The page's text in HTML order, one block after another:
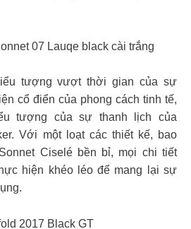
07 Lauqe black cài trắng
tượng vượt thời gian của sự
cổ điển của phong cách tinh tế,
tượng của sự thanh lịch của
Với một loạt các thiết kế, bao
Ciselé bền bỉ, mọi chi tiết
hiện khéo léo để mang lại sự
2017 Black GT